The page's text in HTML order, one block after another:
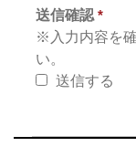
送信確認 *
※入力内容を
い。
送信する